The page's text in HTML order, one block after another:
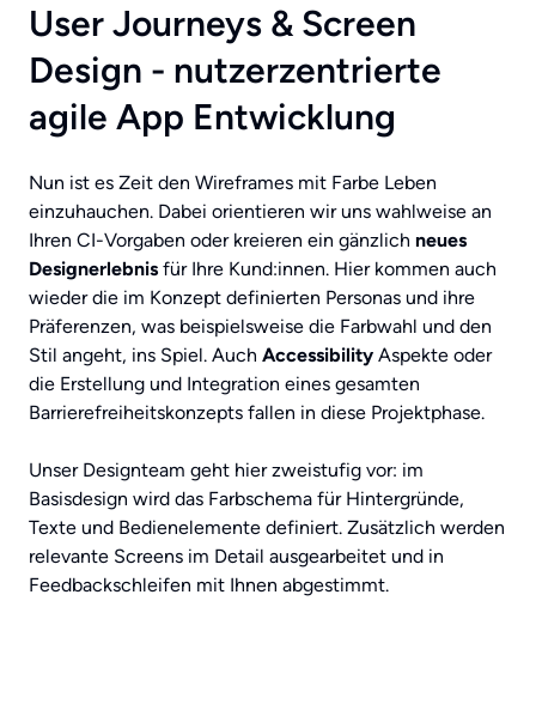
User Journeys & Screen
Design - nutzerzentrierte
agile App Entwicklung
Nun ist es Zeit den Wireframes mit Farbe Leben
einzuhauchen. Dabei orientieren wir uns wahlweise an
Ihren CI-Vorgaben oder kreieren ein gänzlich neues
Designerlebnis für Ihre Kund:innen. Hier kommen auch
wieder die im Konzept definierten Personas und ihre
Präferenzen, was beispielsweise die Farbwahl und den
Stil angeht, ins Spiel. Auch Accessibility Aspekte oder
die Erstellung und Integration eines gesamten
Barrierefreiheitskonzepts fallen in diese Projektphase.
Unser Designteam geht hier zweistufig vor: im
Basisdesign wird das Farbschema für Hintergründe,
Texte und Bedienelemente definiert. Zusätzlich werden
relevante Screens im Detail ausgearbeitet und in
Feedbackschleifen mit Ihnen abgestimmt.